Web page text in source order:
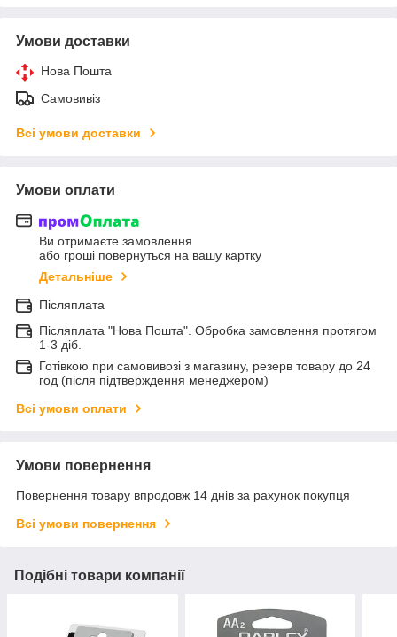
Умови доставки
Нова Пошта
Самовивіз
Всі умови доставки
Умови оплати
Ви отримаєте замовлення
або гроші повернуться на вашу картку
Детальніше
Післяплата
Післяплата "Нова Пошта". Обробка замовлення протягом
1-3 діб.
Готівкою при самовивозі з магазину, резерв товару до 24
год (після підтверждення менеджером)
Всі умови оплати
Умови повернення
Повернення товару впродовж 14 днів за рахунок покупця
Всі умови повернення
Подібні товари компанії